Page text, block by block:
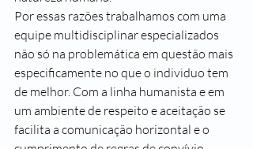
Por essas razões trabalhamos com uma
equipe multidisciplinar especializados
não só na problemática em questão mais
especificamente no que o individuo tem
de melhor. Com a linha humanista e em
um ambiente de respeito e aceitação se
facilita a comunicação horizontal e o